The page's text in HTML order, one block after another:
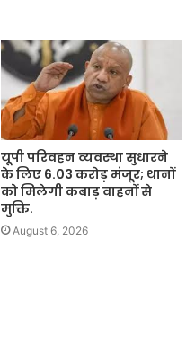
यूपी परिवहन व्यवस्था सुधारने
के लिए 6.03 करोड़ मंजूर; थानों
को मिलेगी कबाड़ वाहनों से
मुक्ति.
August 6, 2026